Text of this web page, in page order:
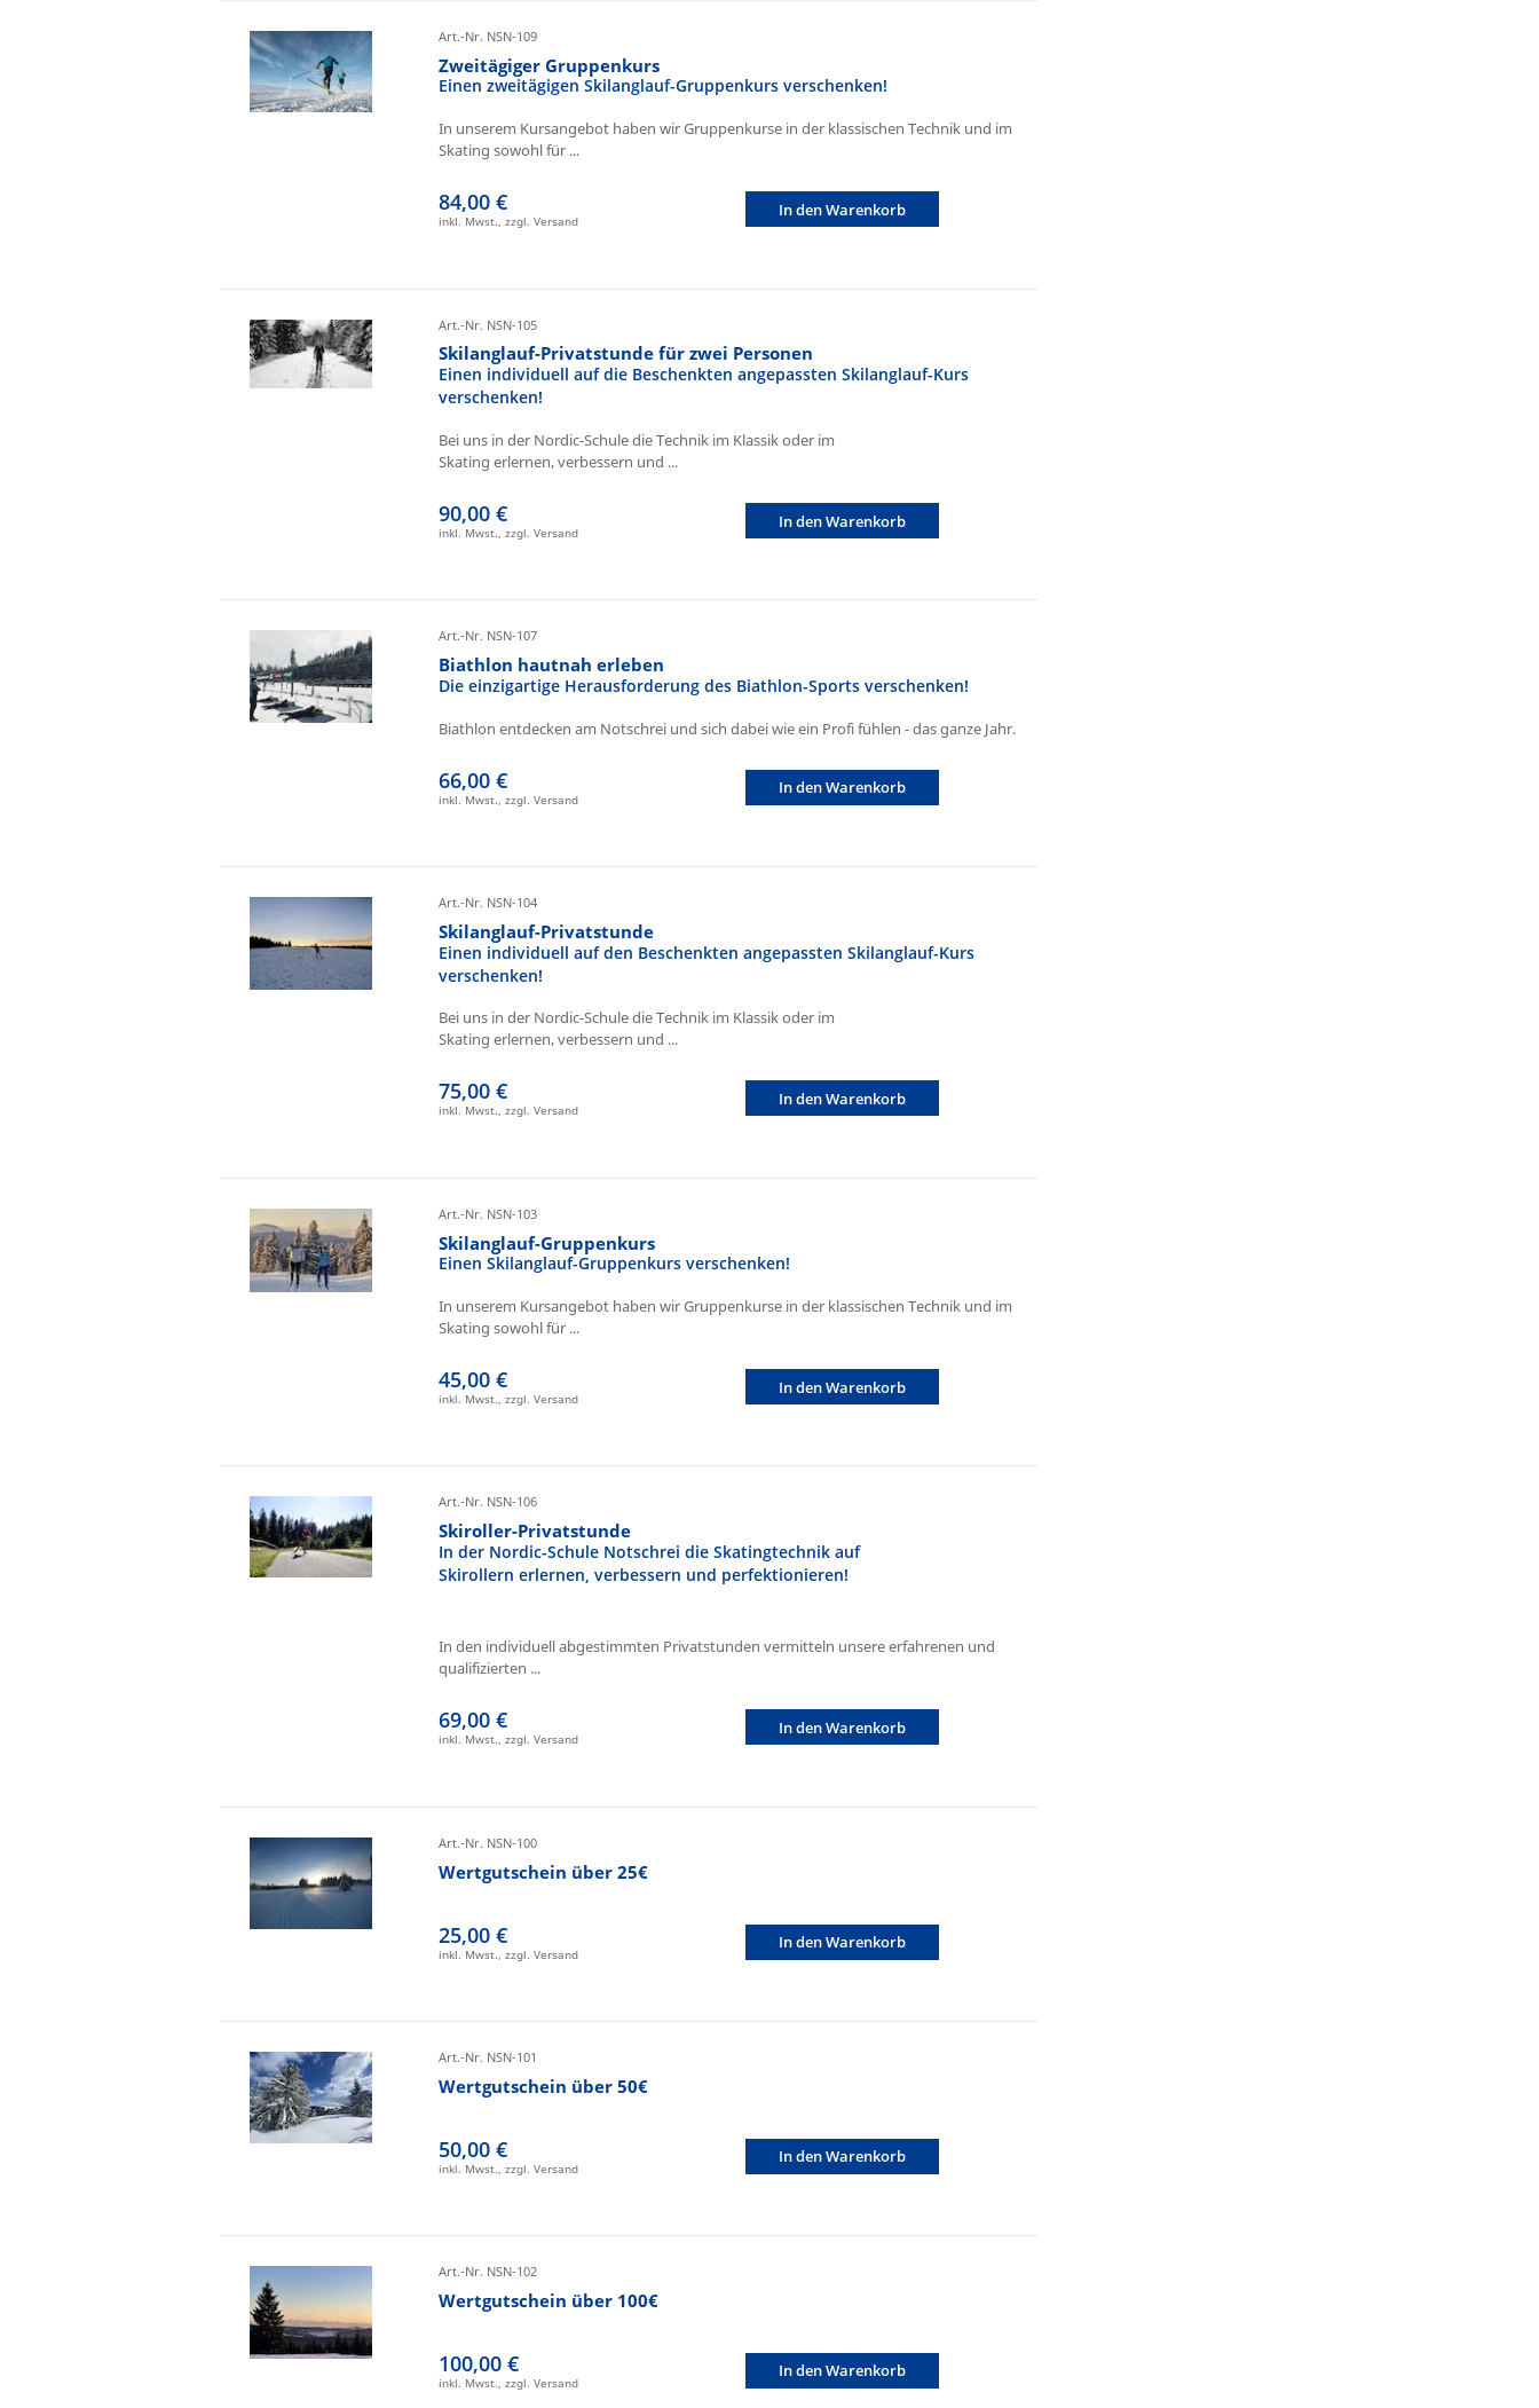
Art.-Nr. NSN-109
Zweitägiger Gruppenkurs
Einen zweitägigen Skilanglauf-Gruppenkurs verschenken!
In unserem Kursangebot haben wir Gruppenkurse in der klassischen Technik und im
Skating sowohl für ...
84,00 €
inkl. Mwst., zzgl. Versand
In den Warenkorb
Art.-Nr. NSN-105
Skilanglauf-Privatstunde für zwei Personen
Einen individuell auf die Beschenkten angepassten Skilanglauf-Kurs
verschenken!
Bei uns in der Nordic-Schule die Technik im Klassik oder im
Skating erlernen, verbessern und ...
90,00 €
inkl. Mwst., zzgl. Versand
In den Warenkorb
Art.-Nr. NSN-107
Biathlon hautnah erleben
Die einzigartige Herausforderung des Biathlon-Sports verschenken!
Biathlon entdecken am Notschrei und sich dabei wie ein Profi fühlen - das ganze Jahr.
66,00 €
inkl. Mwst., zzgl. Versand
In den Warenkorb
Art.-Nr. NSN-104
Skilanglauf-Privatstunde
Einen individuell auf den Beschenkten angepassten Skilanglauf-Kurs
verschenken!
Bei uns in der Nordic-Schule die Technik im Klassik oder im
Skating erlernen, verbessern und ...
75,00 €
inkl. Mwst., zzgl. Versand
In den Warenkorb
Art.-Nr. NSN-103
Skilanglauf-Gruppenkurs
Einen Skilanglauf-Gruppenkurs verschenken!
In unserem Kursangebot haben wir Gruppenkurse in der klassischen Technik und im
Skating sowohl für ...
45,00 €
inkl. Mwst., zzgl. Versand
In den Warenkorb
Art.-Nr. NSN-106
Skiroller-Privatstunde
In der Nordic-Schule Notschrei die Skatingtechnik auf
Skirollern erlernen, verbessern und perfektionieren!
In den individuell abgestimmten Privatstunden vermitteln unsere erfahrenen und
qualifizierten ...
69,00 €
inkl. Mwst., zzgl. Versand
In den Warenkorb
Art.-Nr. NSN-100
Wertgutschein über 25€
25,00 €
inkl. Mwst., zzgl. Versand
In den Warenkorb
Art.-Nr. NSN-101
Wertgutschein über 50€
50,00 €
inkl. Mwst., zzgl. Versand
In den Warenkorb
Art.-Nr. NSN-102
Wertgutschein über 100€
100,00 €
inkl. Mwst., zzgl. Versand
In den Warenkorb